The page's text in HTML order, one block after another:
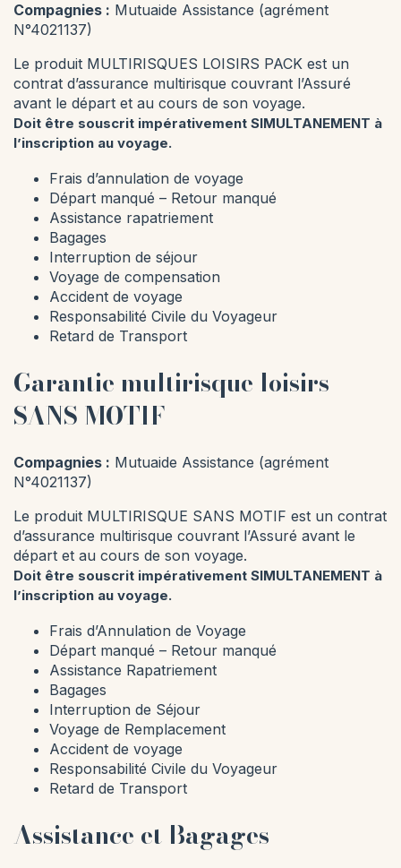
Compagnies : Mutuaide Assistance (agrément
N°4021137)
Le produit MULTIRISQUES LOISIRS PACK est un
contrat d’assurance multirisque couvrant l’Assuré
avant le départ et au cours de son voyage.
Doit être souscrit impérativement SIMULTANEMENT à
l’inscription au voyage.
Frais d’annulation de voyage
Départ manqué – Retour manqué
Assistance rapatriement
Bagages
Interruption de séjour
Voyage de compensation
Accident de voyage
Responsabilité Civile du Voyageur
Retard de Transport
Garantie multirisque loisirs
SANS MOTIF
Compagnies : Mutuaide Assistance (agrément
N°4021137)
Le produit MULTIRISQUE SANS MOTIF est un contrat
d’assurance multirisque couvrant l’Assuré avant le
départ et au cours de son voyage.
Doit être souscrit impérativement SIMULTANEMENT à
l’inscription au voyage.
Frais d’Annulation de Voyage
Départ manqué – Retour manqué
Assistance Rapatriement
Bagages
Interruption de Séjour
Voyage de Remplacement
Accident de voyage
Responsabilité Civile du Voyageur
Retard de Transport
Assistance et Bagages
SÉVERINE · SANDRINE